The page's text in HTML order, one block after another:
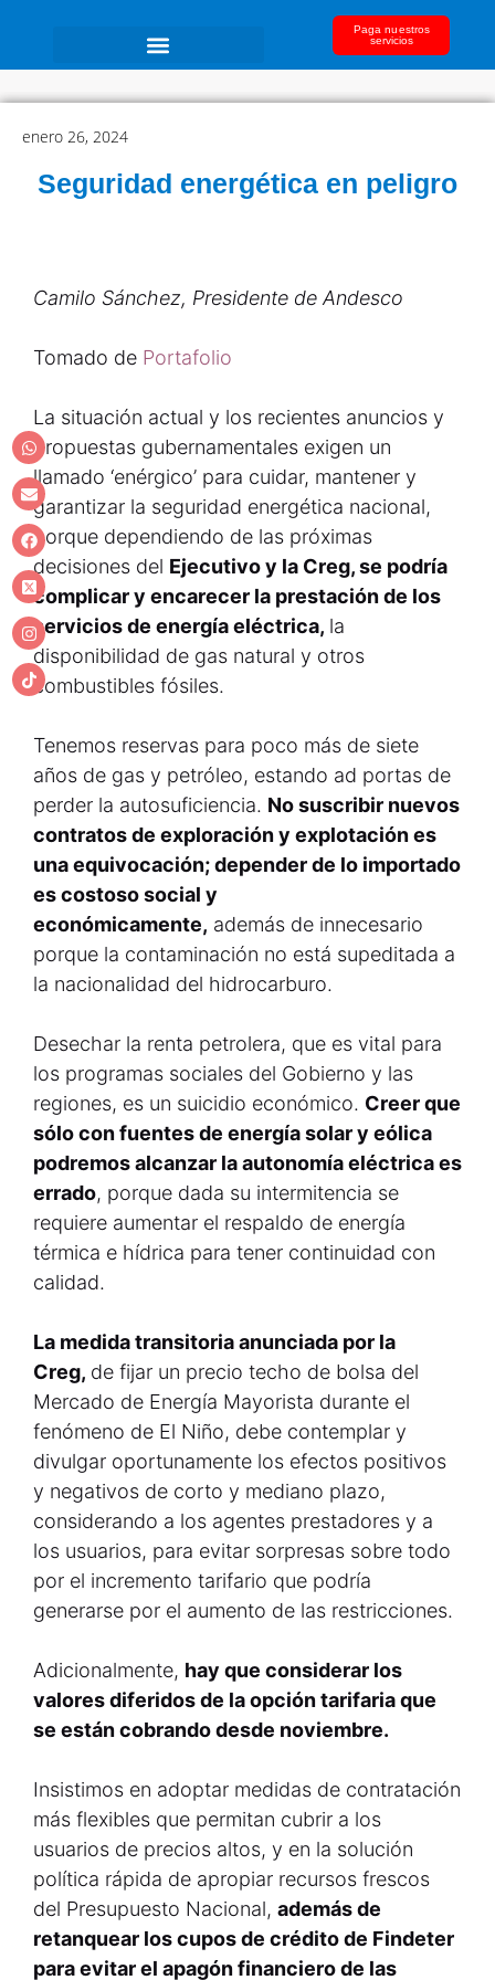
Paga nuestros
servicios
enero 26, 2024
Seguridad energética en peligro
Camilo Sánchez, Presidente de Andesco
Tomado de Portafolio
La situación actual y los recientes anuncios y
propuestas gubernamentales exigen un
llamado ‘enérgico’ para cuidar, mantener y
garantizar la seguridad energética nacional,
porque dependiendo de las próximas
decisiones del Ejecutivo y la Creg, se podría
complicar y encarecer la prestación de los
servicios de energía eléctrica, la
disponibilidad de gas natural y otros
combustibles fósiles.
Tenemos reservas para poco más de siete
años de gas y petróleo, estando ad portas de
perder la autosuficiencia. No suscribir nuevos
contratos de exploración y explotación es
una equivocación; depender de lo importado
es costoso social y
económicamente, además de innecesario
porque la contaminación no está supeditada a
la nacionalidad del hidrocarburo.
Desechar la renta petrolera, que es vital para
los programas sociales del Gobierno y las
regiones, es un suicidio económico. Creer que
sólo con fuentes de energía solar y eólica
podremos alcanzar la autonomía eléctrica es
errado, porque dada su intermitencia se
requiere aumentar el respaldo de energía
térmica e hídrica para tener continuidad con
calidad.
La medida transitoria anunciada por la
Creg, de fijar un precio techo de bolsa del
Mercado de Energía Mayorista durante el
fenómeno de El Niño, debe contemplar y
divulgar oportunamente los efectos positivos
y negativos de corto y mediano plazo,
considerando a los agentes prestadores y a
los usuarios, para evitar sorpresas sobre todo
por el incremento tarifario que podría
generarse por el aumento de las restricciones.
Adicionalmente, hay que considerar los
valores diferidos de la opción tarifaria que
se están cobrando desde noviembre.
Insistimos en adoptar medidas de contratación
más flexibles que permitan cubrir a los
usuarios de precios altos, y en la solución
política rápida de apropiar recursos frescos
del Presupuesto Nacional, además de
retanquear los cupos de crédito de Findeter
para evitar el apagón financiero de las